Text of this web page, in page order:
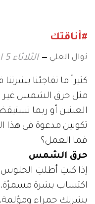
#أناقتك
نوال العلي الثلاثاء 5 ابريل 2011 04:00
كثيراً ما تفاجئنا
مثل حرق الشمس غير
العينين أو ربما
تكونين مدعوة في هذا
فما العمل؟
حرق الشمس
إذا كنتِ أطلتِ
اكتساب بشرة
بشرتك حمراء